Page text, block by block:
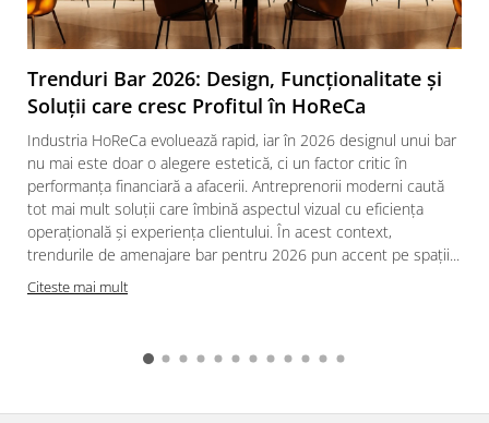
Trenduri Bar 2026: Design, Funcționalitate și
Soluții care cresc Profitul în HoReCa
Industria HoReCa evoluează rapid, iar în 2026 designul unui bar
nu mai este doar o alegere estetică, ci un factor critic în
performanța financiară a afacerii. Antreprenorii moderni caută
tot mai mult soluții care îmbină aspectul vizual cu eficiența
operațională și experiența clientului. În acest context,
trendurile de amenajare bar pentru 2026 pun accent pe spații...
Citeste mai mult